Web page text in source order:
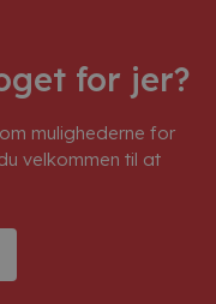
for jer?
mulighederne for
velkommen til at